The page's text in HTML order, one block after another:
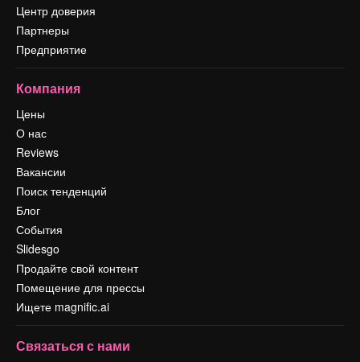
Центр доверия
Партнеры
Предприятие
Компания
Цены
О нас
Reviews
Вакансии
Поиск тенденций
Блог
События
Slidesgo
Продайте свой контент
Помещение для прессы
Ищете magnific.ai
Связаться с нами